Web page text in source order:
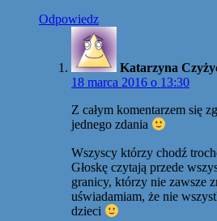
Odpowiedz
Katarzyna
18 marca 2016 o 13:30
Z całym komentarzem się
jednego zdania
Wszyscy którzy chodź
Głoskę czytają przede
granicy, którzy nie zawsze
uświadamiam, że nie
dzieci